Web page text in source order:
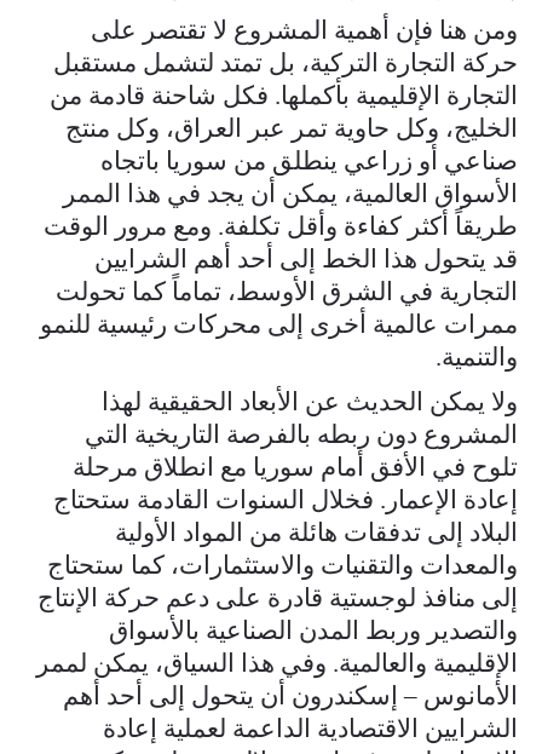
ومن هنا فإن أهمية المشروع لا تقتصر على
حركة التجارة التركية، بل تمتد لتشمل مستقبل
التجارة الإقليمية بأكملها. فكل شاحنة قادمة من
الخليج، وكل حاوية تمر عبر العراق، وكل منتج
صناعي أو زراعي ينطلق من سوريا باتجاه
الأسواق العالمية، يمكن أن يجد في هذا الممر
طريقاً أكثر كفاءة وأقل تكلفة. ومع مرور الوقت
قد يتحول هذا الخط إلى أحد أهم الشرايين
التجارية في الشرق الأوسط، تماماً كما تحولت
ممرات عالمية أخرى إلى محركات رئيسية للنمو
والتنمية.
ولا يمكن الحديث عن الأبعاد الحقيقية لهذا
المشروع دون ربطه بالفرصة التاريخية التي
تلوح في الأفق أمام سوريا مع انطلاق مرحلة
إعادة الإعمار. فخلال السنوات القادمة ستحتاج
البلاد إلى تدفقات هائلة من المواد الأولية
والمعدات والتقنيات والاستثمارات، كما ستحتاج
إلى منافذ لوجستية قادرة على دعم حركة الإنتاج
والتصدير وربط المدن الصناعية بالأسواق
الإقليمية والعالمية. وفي هذا السياق، يمكن لممر
الأمانوس – إسكندرون أن يتحول إلى أحد أهم
الشرايين الاقتصادية الداعمة لعملية إعادة